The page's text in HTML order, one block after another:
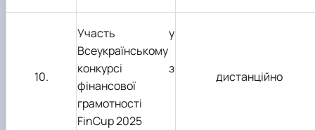
10.
Участь у
Всеукраїнському
конкурсі з
фінансової
грамотності
FinCup 2025
дистанційно